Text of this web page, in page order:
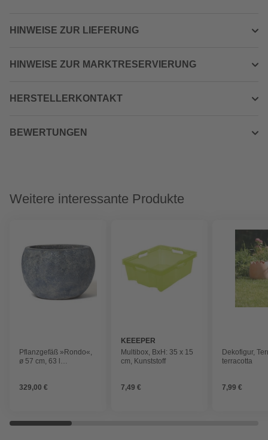
HINWEISE ZUR LIEFERUNG
HINWEISE ZUR MARKTRESERVIERUNG
HERSTELLERKONTAKT
BEWERTUNGEN
Weitere interessante Produkte
Pflanzgefäß »Rondo«,
ø 57 cm, 63 l
329,00 €
KEEEPER
Multibox, BxH: 35 x 15
cm, Kunststoff
7,49 €
Dekofigur,
terracotta
7,99 €